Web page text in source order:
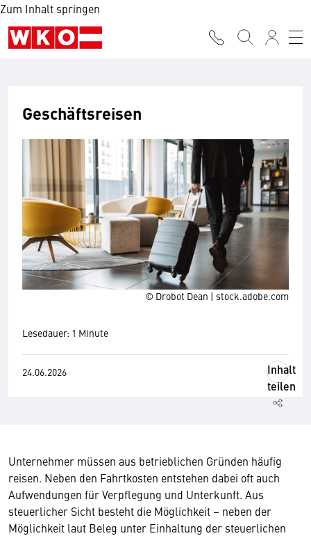
Zum Inhalt springen
© Drobot Dean | stock.adobe.com
Geschäftsreisen
Lesedauer: 1 Minute
24.06.2026
Inhalt
teilen
Unternehmer müssen aus betrieblichen Gründen häufig
reisen. Neben den Fahrtkosten entstehen dabei oft auch
Aufwendungen für Verpflegung und Unterkunft. Aus
steuerlicher Sicht besteht die Möglichkeit – neben der
Möglichkeit laut Beleg unter Einhaltung der steuerlichen